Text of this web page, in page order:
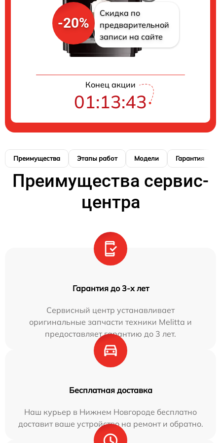
-20%
Скидка по
предварительной
записи на сайте
Конец акции
01:13:42
Преимущества Этапы работ Модели Гарантия
Преимущества сервис-
центра
Гарантия до 3-х лет
Сервисный центр устанавливает
оригинальные запчасти техники Melitta и
предоставляет гарантию до 3 лет.
Бесплатная доставка
Наш курьер в Нижнем Новгороде бесплатно
доставит ваше устройство на ремонт и обратно.